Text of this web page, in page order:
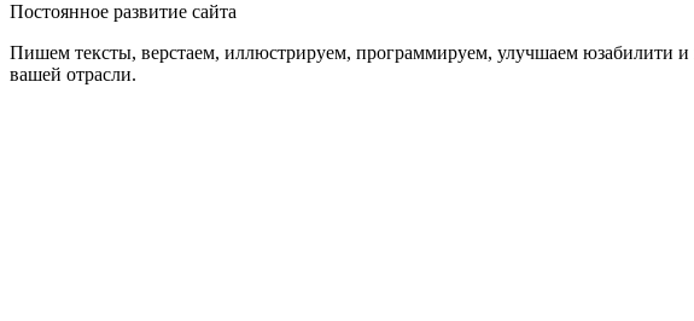
Постоянное развитие сайта
Пишем тексты, верстаем, иллюстрируем, программируем, улучшаем юзабилити
вашей отрасли.